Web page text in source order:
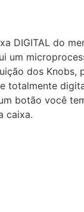
DIGITAL do
um
dos Knobs,
totalmente
botão você
caixa.